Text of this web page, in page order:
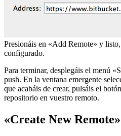
Presionáis en «Add Remote» y
configurado.
Para terminar, desplegáis el menú
push. En la ventana emergente
que acabáis de crear, pulsáis el
repositorio en vuestro remoto.
«Create New Remote»